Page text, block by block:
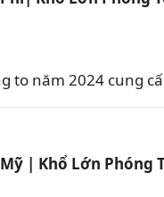
to năm 2024 cung
| Khổ Lớn Phóng